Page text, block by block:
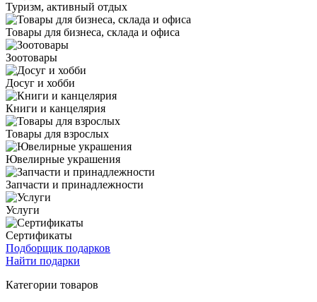
Туризм, активный отдых
Товары для бизнеса, склада и офиса
Зоотовары
Досуг и хобби
Книги и канцелярия
Товары для взрослых
Ювелирные украшения
Запчасти и принадлежности
Услуги
Сертификаты
Подборщик подарков
Найти подарки
Категории товаров